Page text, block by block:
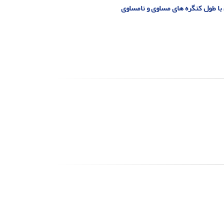
طول کنگره های مساوی و نامساوی